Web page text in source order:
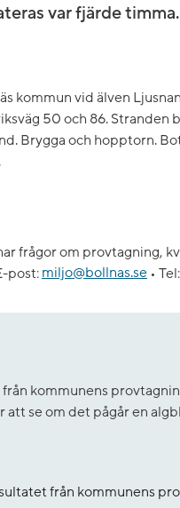
var fjärde timma.
kommun vid älven
50 och 86. Stranden
Brygga och hopptorn.
frågor om provtagning,
post:miljo@bollnas.se • Tel:
kommunens
se om det pågår en
från kommunens